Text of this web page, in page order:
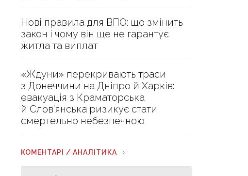
Нові правила для ВПО: що змінить
закон і чому він ще не гарантує
житла та виплат
«Ждуни» перекривають траси
з Донеччини на Дніпро й Харків:
евакуація з Краматорська
й Слов’янська ризикує стати
смертельно небезпечною
КОМЕНТАРІ / АНАЛІТИКА